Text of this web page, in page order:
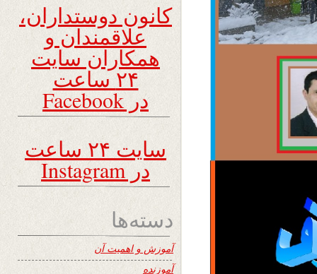
کانون دوستداران،
علاقمندان و
همکاران سایت
۲۴ ساعت
در Facebook
سایت ۲۴ ساعت
در Instagram
دسته‌ها
آموزش و اهمیت آن
آموزنده